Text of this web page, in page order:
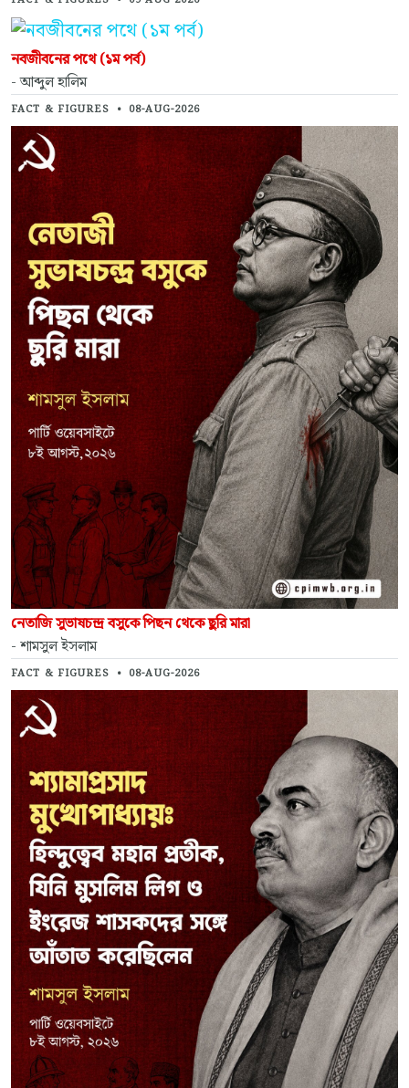
নবজীবনের পথে (১ম পর্ব)
- আব্দুল হালিম
FACT & FIGURES • 08-AUG-2026
নেতাজি সুভাষচন্দ্র বসুকে পিছন থেকে ছুরি মারা
- শামসুল ইসলাম
FACT & FIGURES • 08-AUG-2026